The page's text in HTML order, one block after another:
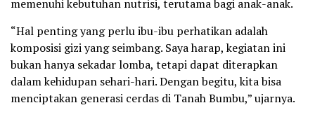
memenuhi kebutuhan nutrisi, terutama bagi anak-anak.
“Hal penting yang perlu ibu-ibu perhatikan adalah
komposisi gizi yang seimbang. Saya harap, kegiatan ini
bukan hanya sekadar lomba, tetapi dapat diterapkan
dalam kehidupan sehari-hari. Dengan begitu, kita bisa
menciptakan generasi cerdas di Tanah Bumbu,” ujarnya.